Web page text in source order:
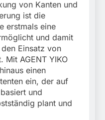
von Kanten und
ist die
erstmals eine
und damit
Einsatz von
Mit AGENT YIKO
einen
ein, der auf
und
plant und